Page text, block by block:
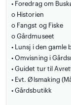
• Foredrag om
o Historien
o Fangst og Fiske
o Gårdmuseet
• Lunsj i den gamle
• Omvisning i
• Guidet tur til
• Evt. Ølsmaking
• Gårdsbutikk